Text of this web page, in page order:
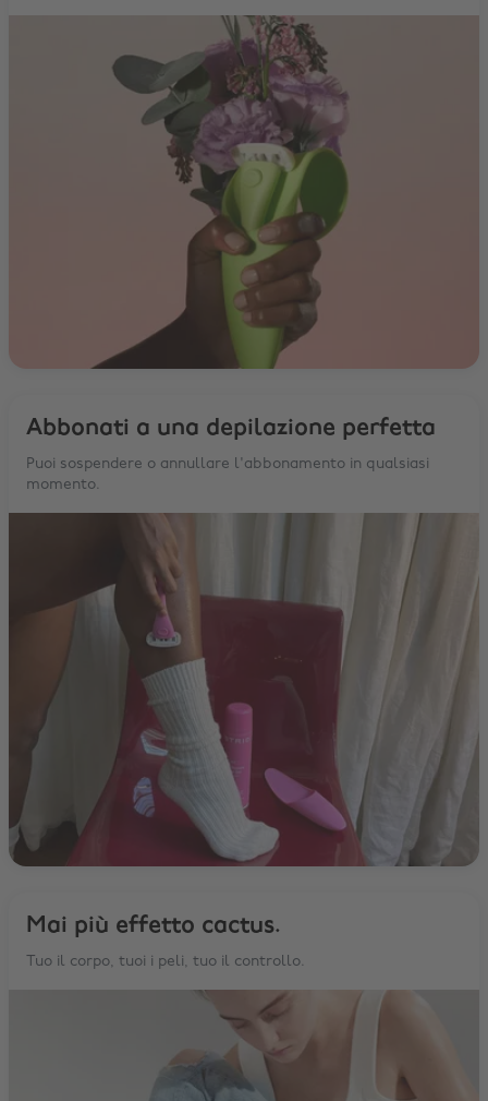
Abbonati a una depilazione perfetta
Puoi sospendere o annullare l'abbonamento in qualsiasi
momento.
Mai più effetto cactus.
Tuo il corpo, tuoi i peli, tuo il controllo.